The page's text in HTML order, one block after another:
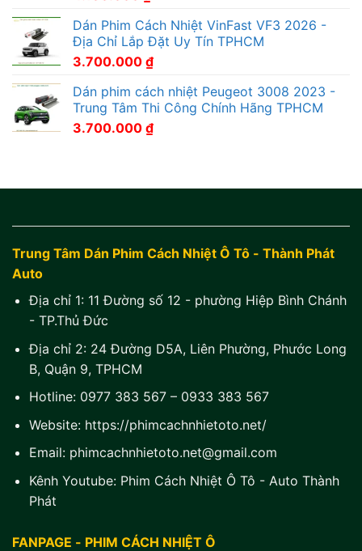
Dán Phim Cách Nhiệt VinFast VF3 2026 -
Địa Chỉ Lắp Đặt Uy Tín TPHCM
3.700.000 ₫
Dán phim cách nhiệt Peugeot 3008 2023 -
Trung Tâm Thi Công Chính Hãng TPHCM
3.700.000 ₫
Trung Tâm Dán Phim Cách Nhiệt Ô Tô - Thành Phát
Auto
Địa chỉ 1: 11 Đường số 12 - phường Hiệp Bình Chánh
- TP.Thủ Đức
Địa chỉ 2: 24 Đường D5A, Liên Phường, Phước Long
B, Quận 9, TPHCM
Hotline: 0977 383 567– 0933 383 567
Website: https://phimcachnhietoto.net/
Email: phimcachnhietoto.net@gmail.com
Kênh Youtube: Phim Cách Nhiệt Ô Tô - Auto Thành
Phát
FANPAGE - PHIM CÁCH NHIỆT Ô